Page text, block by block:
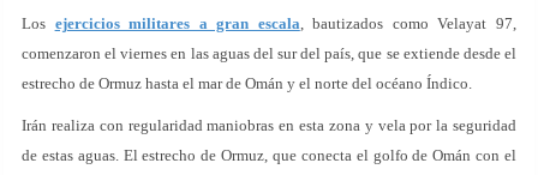
Los ejercicios militares a gran escala, bautizados como Velayat 97,
comenzaron el viernes en las aguas del sur del país, que se extiende desde el
estrecho de Ormuz hasta el mar de Omán y el norte del océano Índico.
Irán realiza con regularidad maniobras en esta zona y vela por la seguridad
de estas aguas. El estrecho de Ormuz, que conecta el golfo de Omán con el